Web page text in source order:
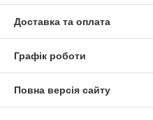
Доставка та оплата
Графік роботи
Повна версія сайту